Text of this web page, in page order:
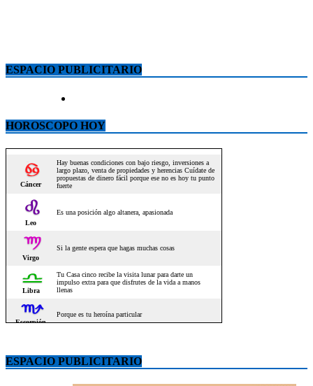
ESPACIO PUBLICITARIO
HOROSCOPO HOY
ESPACIO PUBLICITARIO